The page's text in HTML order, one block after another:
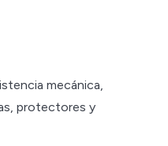
mecánica,
protectores y